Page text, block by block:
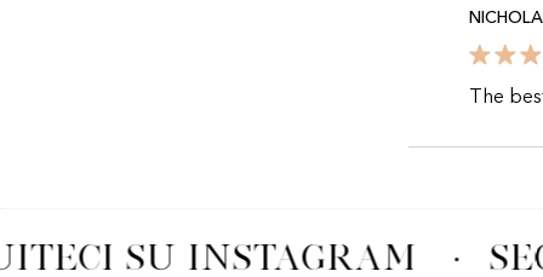
The
SU INSTAGRAM